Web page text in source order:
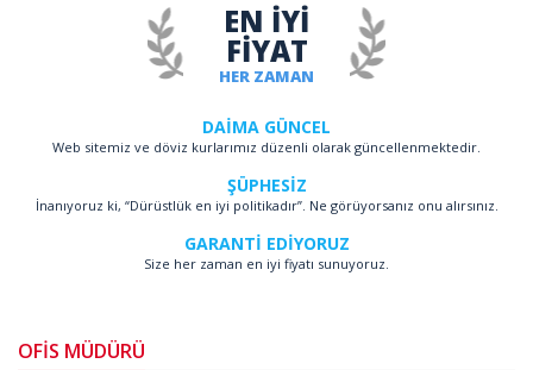
HER ZAMAN
EN İYİ
FİYAT
DAİMA GÜNCEL
Web sitemiz ve döviz kurlarımız düzenli olarak güncellenmektedir.
ŞÜPHESİZ
İnanıyoruz ki, “Dürüstlük en iyi politikadır”. Ne görüyorsanız onu alırsınız.
GARANTİ EDİYORUZ
Size her zaman en iyi fiyatı sunuyoruz.
OFİS MÜDÜRÜ